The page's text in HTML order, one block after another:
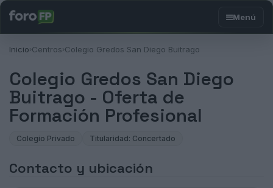
Inicio›Centros›Colegio Gredos San Diego Buitrago
Colegio Gredos San Diego
Buitrago - Oferta de
Formación Profesional
Colegio Privado Titularidad: Concertado
Contacto y ubicación